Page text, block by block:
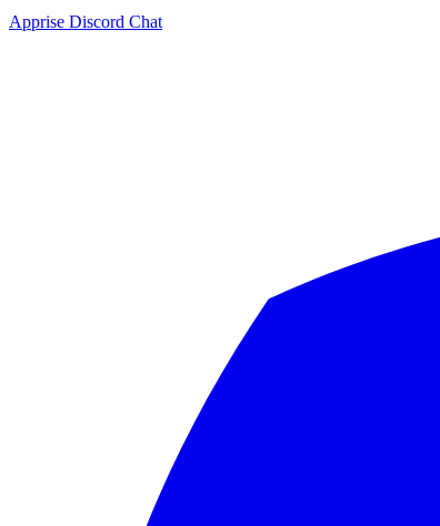
Apprise Discord Chat